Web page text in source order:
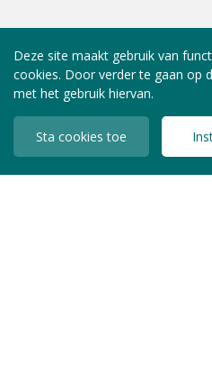
Deze site maakt gebruik van
cookies. Door verder te gaan op
met het gebruik hiervan.
Sta cookies toe